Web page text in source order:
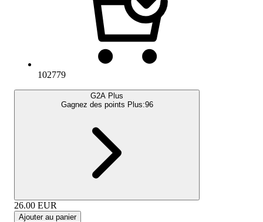
102779
G2A Plus
Gagnez des points Plus:96
26.00 EUR
Ajouter au panier